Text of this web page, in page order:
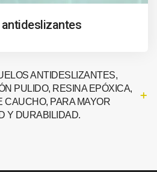
ANTIDESLIZANTES,
PULIDO, RESINA EPÓXICA,
CAUCHO, PARA MAYOR
Y DURABILIDAD.